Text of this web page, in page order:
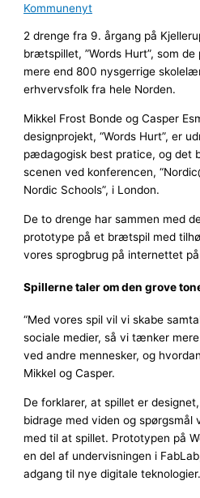
Kommunenyt
2 drenge fra 9. årgang på
brætspillet, ”Words Hurt”, som
mere end 800 nysgerrige
erhvervsfolk fra hele Norden.
Mikkel Frost Bonde og Casper
designprojekt, “Words Hurt”, er
pædagogisk best pratice, og det
scenen ved konferencen,
Nordic Schools”, i London.
De to drenge har sammen med
prototype på et brætspil med
vores sprogbrug på internettet
Spillerne taler om den grove
“Med vores spil vil vi skabe
sociale medier, så vi tænker
ved andre mennesker, og
Mikkel og Casper.
De forklarer, at spillet er
bidrage med viden og spørgsmål
med til at spillet. Prototypen på
en del af undervisningen i
adgang til nye digitale teknologier.